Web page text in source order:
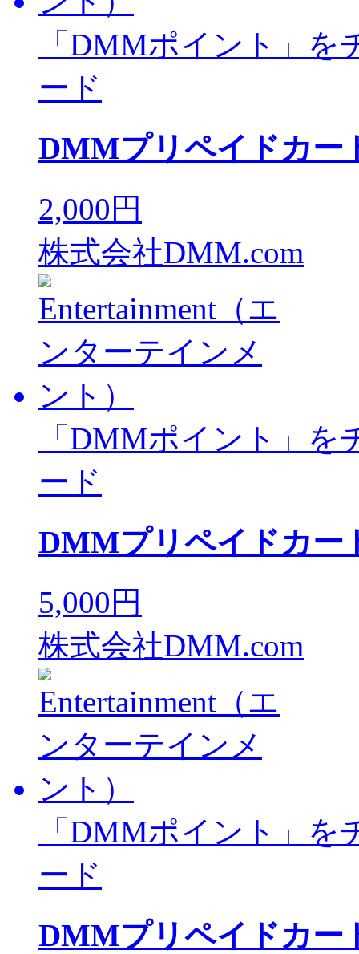
「DMMポイント」
ード
DMMプリペイドカ
2,000円
株式会社DMM.com
「DMMポイント」
ード
DMMプリペイドカ
5,000円
株式会社DMM.com
「DMMポイント」
ード
DMMプリペイドカ